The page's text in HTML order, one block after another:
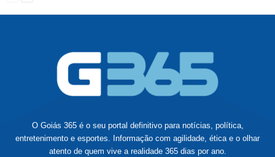
O Goiás 365 é o seu portal definitivo para notícias, política,
entretenimento e esportes. Informação com agilidade, ética e o olhar
atento de quem vive a realidade 365 dias por ano.